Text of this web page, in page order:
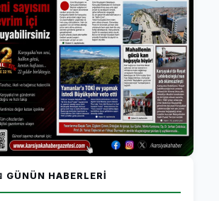
GÜNÜN HABERLERI